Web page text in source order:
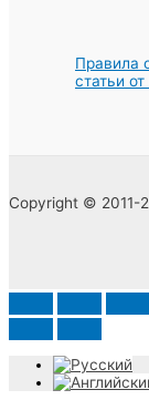
Правила
статьи
Copyright © 2011-